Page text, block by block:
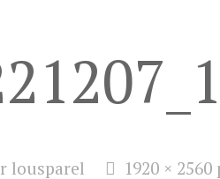
lousparel Full1920 × 2560